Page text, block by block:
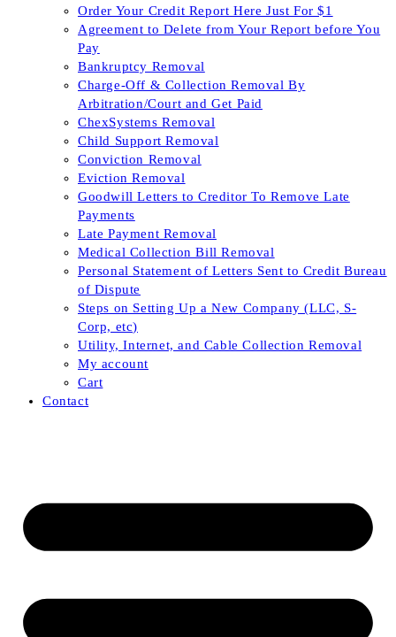
Order Your Credit Report Here Just For $1
Agreement to Delete from Your Report before You
Pay
Bankruptcy Removal
Charge-Off & Collection Removal By
Arbitration/Court and Get Paid
ChexSystems Removal
Child Support Removal
Conviction Removal
Eviction Removal
Goodwill Letters to Creditor To Remove Late
Payments
Late Payment Removal
Medical Collection Bill Removal
Personal Statement of Letters Sent to Credit Bureau
of Dispute
Steps on Setting Up a New Company (LLC, S-
Corp, etc)
Utility, Internet, and Cable Collection Removal
My account
Cart
Contact